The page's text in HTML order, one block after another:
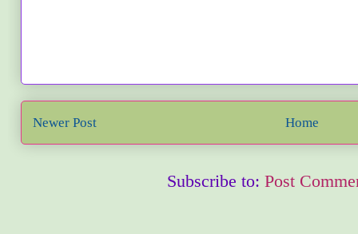
Newer Post Home
Subscribe to: Post